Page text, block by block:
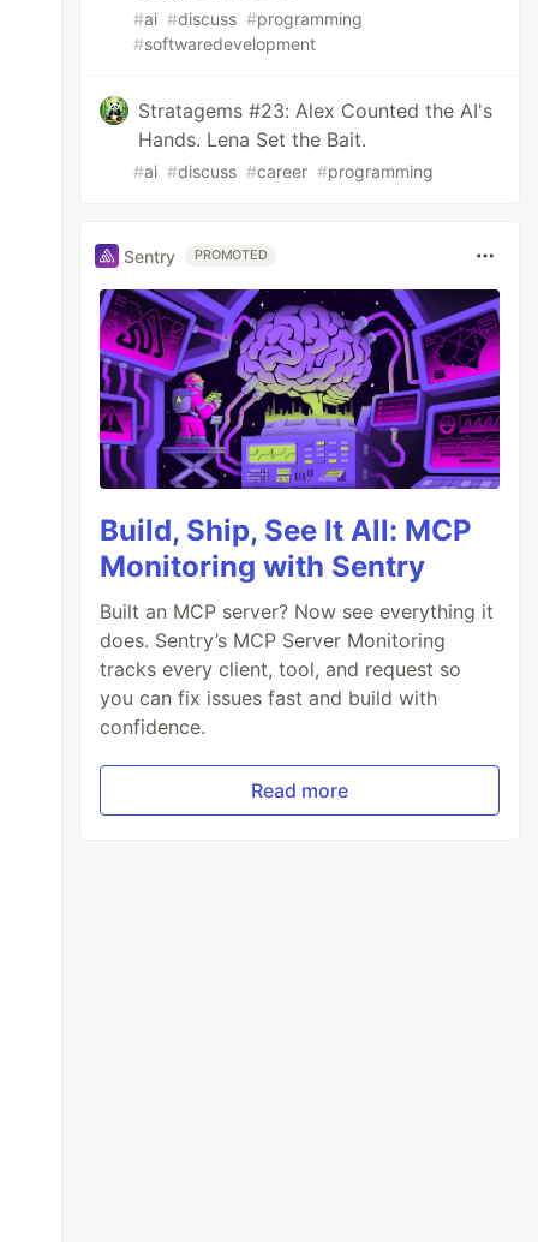
o limite de requisições da API.
o limite de 3 requisições por
#ai #discuss #programming
#softwaredevelopment
Stratagems #23: Alex Counted the AI's
Hands. Lena Set the Bait.
#ai #discuss #career #programming
Sentry PROMOTED
Build, Ship, See It All: MCP
Monitoring with Sentry
Built an MCP server? Now see everything it
does. Sentry’s MCP Server Monitoring
tracks every client, tool, and request so
you can fix issues fast and build with
confidence.
Read more